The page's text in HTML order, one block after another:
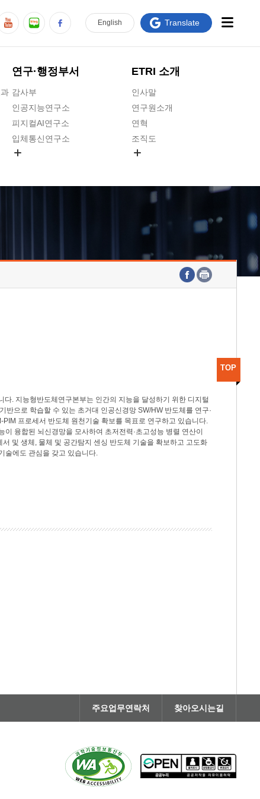
연구·행정부서
감사부
인공지능연구소
피지컬AI연구소
입체통신연구소
호남권연구본부
기획본부
ETRI 소개
인사말
연구원소개
연혁
조직도
연구원 고객헌장
주요업무연락처
English Translate
. 지능형반도체연구본부는 인간의 지능을 달성하기 위한 디지털
으로 학습할 수 있는 초거대 인공신경망 SW/HW 반도체를 연구·
프로세서 반도체 원천기술 확보를 목표로 연구하고 있습니다.
융합된 뇌신경망을 모사하여 초저전력·초고성능 병렬 연산이
및 생체, 물체 및 공간탐지 센싱 반도체 기술을 확보하고 고도화
술에도 관심을 갖고 있습니다.
TOP
주요업무연락처 찾아오시는길